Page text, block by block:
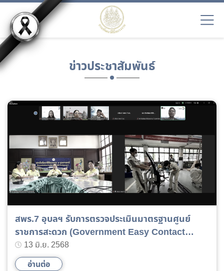
ข่าวประชาสัมพันธ์
สพร.7 อุบลฯ รับการตรวจประเมินมาตรฐานศูนย์
ราชการสะดวก (Government Easy Contact
Center: GECC) ประจำปี พ.ศ. 2568 รอบ Site Visit
ผ่านสื่ออิเล็กทรอนิกส์ (Video Conference)
13 มิ.ย. 2568
อ่านต่อ